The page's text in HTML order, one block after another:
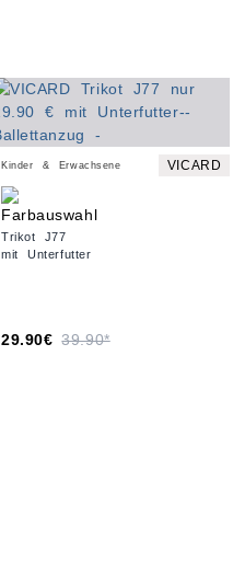
Kinder & Erwachsene VICARD
Trikot J77
mit Unterfutter
29.90€ 39.90*